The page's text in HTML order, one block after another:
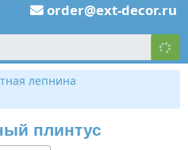
order@ext-decor.ru
лепнина
плинтус